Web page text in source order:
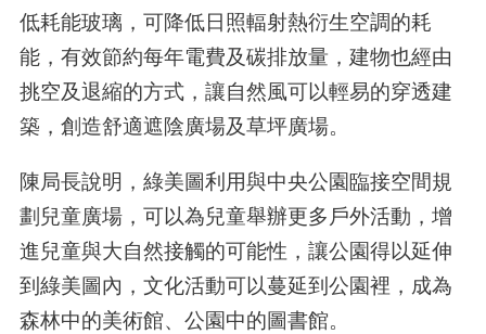
低耗能玻璃，可降低日照輻射熱衍生空調的耗
能，有效節約每年電費及碳排放量，建物也經由
挑空及退縮的方式，讓自然風可以輕易的穿透建
築，創造舒適遮陰廣場及草坪廣場。
陳局長說明，綠美圖利用與中央公園臨接空間規
劃兒童廣場，可以為兒童舉辦更多戶外活動，增
進兒童與大自然接觸的可能性，讓公園得以延伸
到綠美圖內，文化活動可以蔓延到公園裡，成為
森林中的美術館、公園中的圖書館。